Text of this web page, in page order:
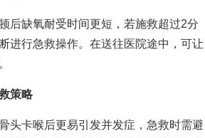
缺氧耐受时间更短，若施救超过2分
进行急救操作。在送往医院途中，可让
策略
卡喉后更易引发并发症，急救时需避